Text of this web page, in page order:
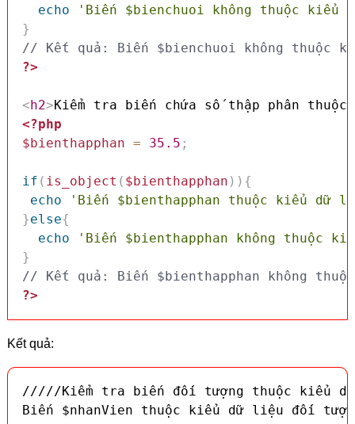
echo
'Biến $bienchuoi không thuộc
}
// Kết quả: Biến $bienchuoi không thuộc
?>
<h2>Kiểm tra biến chứa số thập phân
<?php
$bienthapphan = 35.5 ;
if ( is_object ( $bienthapphan ) ) {
echo
'Biến $bienthapphan thuộc kiểu
}else{
echo
'Biến $bienthapphan không thuộc
}
// Kết quả: Biến $bienthapphan không
?>
Kết quả:
/////Kiểm tra biến đối tượng thuộc kiểu
Biến $nhanVien thuộc kiểu dữ liệu đối